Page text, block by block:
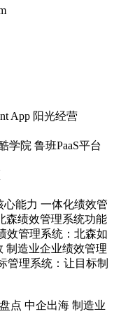
App 阳光经营
学院 鲁班PaaS平台
心能力 一体化绩效管
森绩效管理系统功能
效管理系统：北森如
制造业企业绩效管理
管理系统：让目标制
点 中企出海 制造业